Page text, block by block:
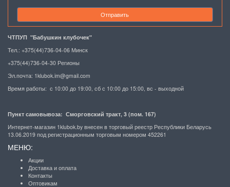
Отправить
ЧТПУП "Бабушкин клубочек"
Тел.: +375(44)736-04-06 Минск
+375(44)736-04-30 Регионы
Эл.почта: 1klubok.im@gmail.com
Время работы: с 10:00 до 19:00, сб с 10:00 до 15:00, вс - выходной
Пункт самовывоза: Сморговский тракт, 3 (пом. 167)
Интернет-магазин 1klubok.by внесен в торговый реестр Республики Беларусь
13.06.2019 под регистрационным торговым номером 452261
МЕНЮ:
Акции
Доставка и оплата
Контакты
Оптовикам